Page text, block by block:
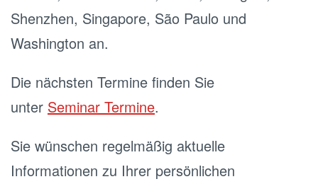
Shenzhen, Singapore, São Paulo und
Washington an.
Die nächsten Termine finden Sie
unter Seminar Termine.
Sie wünschen regelmäßig aktuelle
Informationen zu Ihrer persönlichen